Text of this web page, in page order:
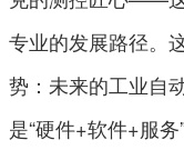
专业的发展路径。
势：未来的工业自
是“硬件+软件+服务